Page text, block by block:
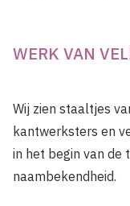
WERK VAN
Wij zien staaltjes
kantwerksters en
in het begin van de
naambekendheid.